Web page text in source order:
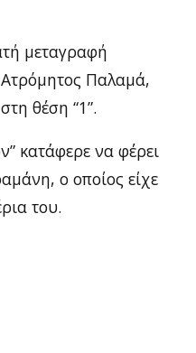
μεταγραφή
Παλαμά,
θέση “1”.
κατάφερε να φέρει
ο οποίος είχε
του.